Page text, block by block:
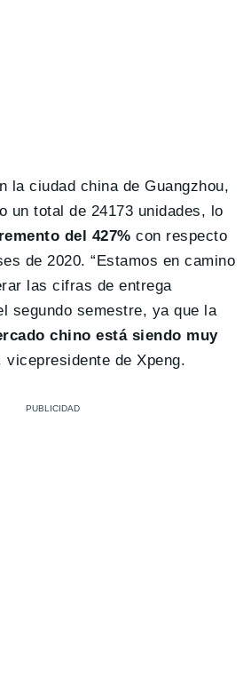
la ciudad china de Guangzhou,
un total de 24173 unidades, lo
del 427% con respecto
de 2020. “Estamos en camino
las cifras de entrega
segundo semestre, ya que la
chino está siendo muy
vicepresidente de Xpeng.